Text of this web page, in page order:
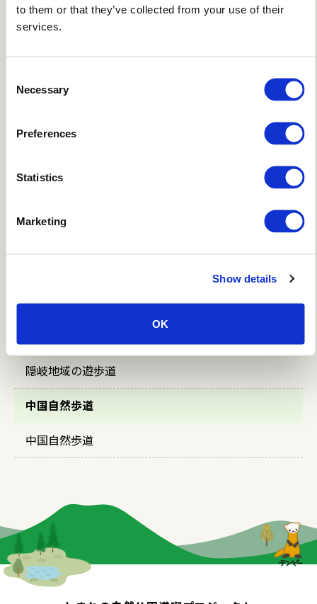
to them or that they’ve collected from your use of their
services.
Selection
Necessary
Preferences
Statistics
Marketing
Show details
OK
マリンパーク多古鼻（たこばな）の展望台
桂島（かつらしま）遊歩道
朝日山モデルコース（中国自然歩道）
国立公園エリア
島根半島西部地域の遊歩道
隠岐地域の遊歩道
中国自然歩道
中国自然歩道